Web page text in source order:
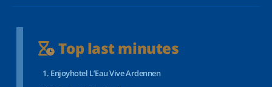
Top last minutes
Enjoyhotel L’Eau Vive Ardennen